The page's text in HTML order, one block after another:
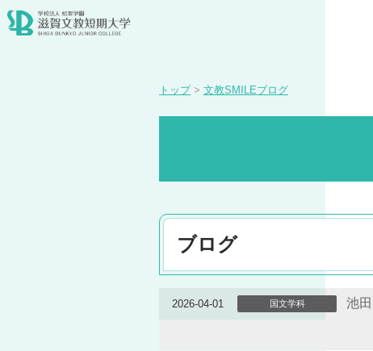
トップ > 文教SMILEブログ
ブログ
2026-04-01 国文学科 池